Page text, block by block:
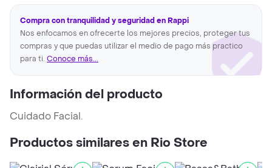
Compra con tranquilidad y seguridad en Rappi
Nos enfocamos en ofrecerte los mejores precios, proteger tus
compras y que puedas utilizar el medio de pago más practico
para ti. Conoce más...
Información del producto
Cuidado Facial.
Productos similares en Rio Store